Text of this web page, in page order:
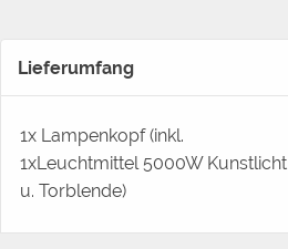
Lieferumfang
1x Lampenkopf (inkl.
1xLeuchtmittel 5000W Kunstlicht
u. Torblende)